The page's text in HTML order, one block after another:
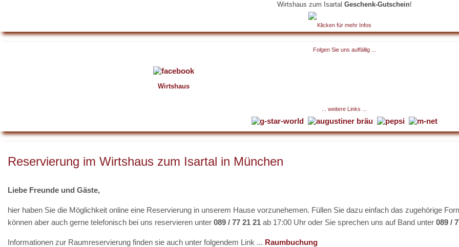
Wirtshaus zum Isartal Geschenk-Gutschein!
Klicken für mehr Infos
Folgen Sie uns auffällig ...
Wirtshaus
... weitere Links ...
Reservierung im Wirtshaus zum Isartal in München
Liebe Freunde und Gäste,
hier haben Sie die Möglichkeit online eine Reservierung in unserem Hause vorzunehemen. Füllen Sie dazu einfach das zugehörige
können aber auch gerne telefonisch bei uns reservieren unter 089 / 77 21 21 ab 17:00 Uhr oder Sie sprechen uns auf Band unter 089 /
Informationen zur Raumreservierung finden sie auch unter folgendem Link ... Raumbuchung